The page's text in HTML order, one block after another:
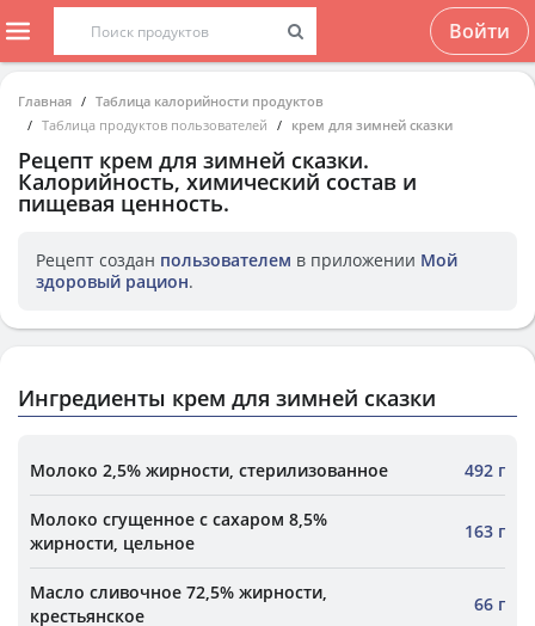
Войти
Главная
Таблица калорийности продуктов
Таблица продуктов пользователей
крем для зимней сказки
Рецепт крем для зимней сказки.
Калорийность, химический состав и
пищевая ценность.
Рецепт создан пользователем в приложении Мой
здоровый рацион.
Ингредиенты крем для зимней сказки
Молоко 2,5% жирности, стерилизованное 492 г
Молоко сгущенное с сахаром 8,5%
жирности, цельное
163 г
Масло сливочное 72,5% жирности,
крестьянское
66 г